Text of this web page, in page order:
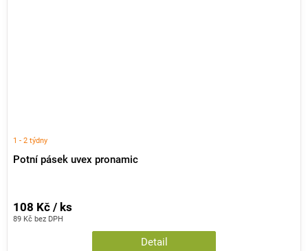
Potní pásek uvex pronamic
1 - 2 týdny
89 Kč bez DPH
108 Kč / ks
Detail